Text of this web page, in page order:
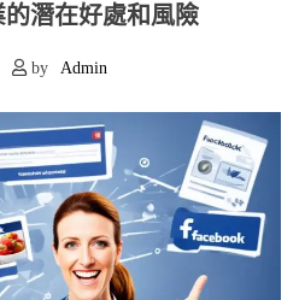
潛在好處和風險
by Admin